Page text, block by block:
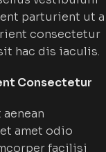
parturient ut a
consectetur
hac dis iaculis.
Consectetur
amet odio
facilisi